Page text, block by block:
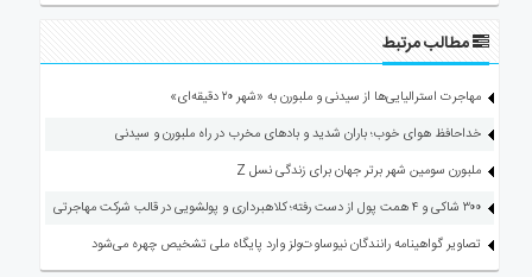
مطالب مرتبط
مهاجرت استرالیایی‌ها از سیدنی و ملبورن به «شهر ۲۰ دقیقه‌ای»
خداحافظ هوای خوب؛ باران شدید و بادهای مخرب در راه ملبورن و سیدنی
ملبورن سومین شهر برتر جهان برای زندگی نسل Z
۳۰۰ شاکی و ۴ همت پول از دست رفته؛ کلاهبرداری و پولشویی در قالب شرکت مهاجرتی
تصاویر گواهینامه رانندگان نیوساوت‌ولز وارد پایگاه ملی تشخیص چهره می‌شود